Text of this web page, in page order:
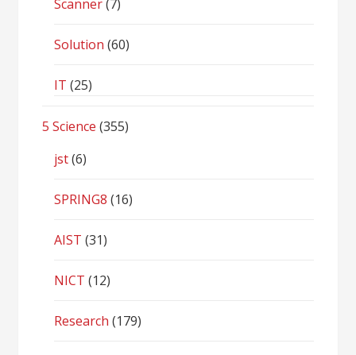
Scanner(7)
Solution (60)
IT (25)
5 Science (355)
jst(6)
SPRING8 (16)
AIST (31)
NICT (12)
Research (179)